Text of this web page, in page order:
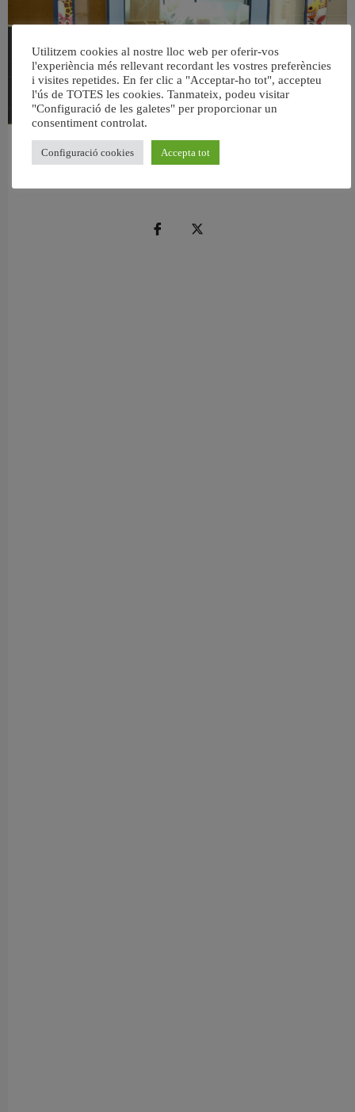
València reforma l’Escola Infantil Pardalets i instal·larà aire condicionat a totes
les aules
Utilitzem cookies al nostre lloc web per oferir-vos
l'experiència més rellevant recordant les vostres preferències
i visites repetides. En fer clic a "Acceptar-ho tot", accepteu
l'ús de TOTES les cookies. Tanmateix, podeu visitar
"Configuració de les galetes" per proporcionar un
consentiment controlat.
Configuració cookies Accepta tot